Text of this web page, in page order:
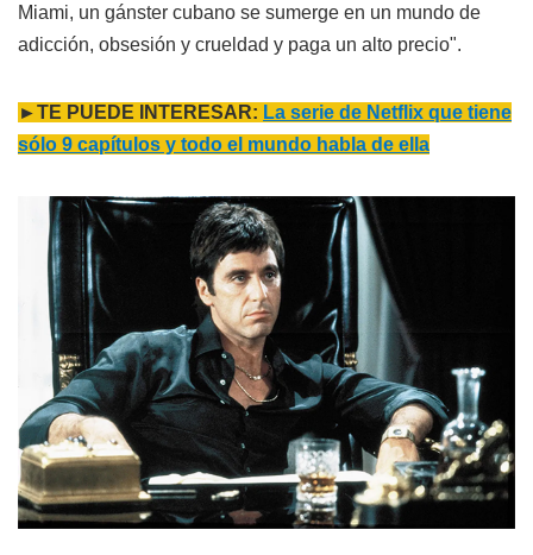
Miami, un gánster cubano se sumerge en un mundo de
adicción, obsesión y crueldad y paga un alto precio".
►TE PUEDE INTERESAR: La serie de Netflix que tiene
sólo 9 capítulos y todo el mundo habla de ella